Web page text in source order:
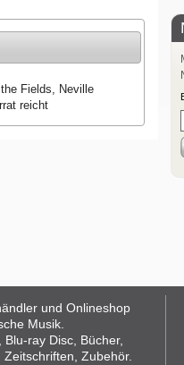
Fields, Neville
reicht
und Onlineshop
Musik.
Blu-ray Disc, Bücher,
Zeitschriften, Zubehör.